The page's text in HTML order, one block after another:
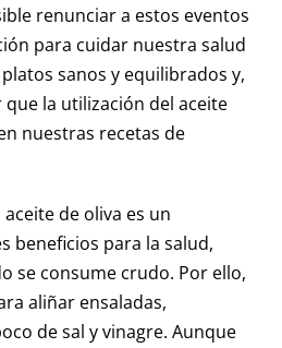
renunciar a estos eventos
para cuidar nuestra salud
sanos y equilibrados y,
la utilización del aceite
nuestras recetas de
de oliva es un
beneficios para la salud,
se consume crudo. Por ello,
aliñar ensaladas,
de sal y vinagre. Aunque